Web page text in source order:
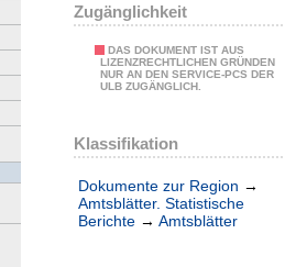
Zugänglichkeit
DAS DOKUMENT IST AUS
LIZENZRECHTLICHEN GRÜNDEN
NUR AN DEN SERVICE-PCS DER
ULB ZUGÄNGLICH.
Klassifikation
Dokumente zur Region →
Amtsblätter. Statistische
Berichte → Amtsblätter